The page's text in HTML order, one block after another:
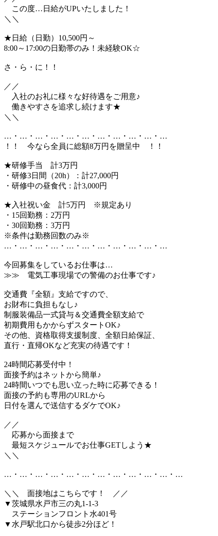
この度…日給がUPいたしました！
＼＼
★日給（日勤）10,500円～
8:00～17:00の日勤帯のみ！未経験OK☆
さ・ら・に！！
／／
入社のお礼に様々な好待遇をご用意♪
働きやすさを追求し続けます★
＼＼
…・…・…・…・…・…・…・…・…・…・…
！！ 今なら全員に総額8万円を贈呈中 ！！
★研修手当 計3万円
・研修3日間（20h）：計27,000円
・研修中の昼食代：計3,000円
★入社祝い金 計5万円 ※規定あり
・15回勤務：2万円
・30回勤務：3万円
※条件は勤務回数のみ※
…・…・…・…・…・…・…・…・…・…・…
今回募集をしているお仕事は…
≫≫ 電気工事現場での警備のお仕事です♪
交通費『全額』支給ですので、
お財布に負担もなし♪
制服装備品一式貸与＆交通費全額支給で
初期費用もかからずスタートOK♪
その他、資格取得支援制度、全額日給保証、
直行・直帰OKなど充実の待遇です！
24時間応募受付中！
面接予約はネットから簡単♪
24時間いつでも思い立った時に応募できる！
面接の予約も専用のURLから
日付を選んで送信するダケでOK♪
／／
応募から面接まで
最短スケジュールでお仕事GETしよう★
＼＼
…・…・…・…・…・…・…・…・…・…・…・…
＼＼ 面接地はこちらです！ ／／
▼茨城県水戸市三の丸1-1-3
ステーションフロント水401号
▼水戸駅北口から徒歩2分ほど！